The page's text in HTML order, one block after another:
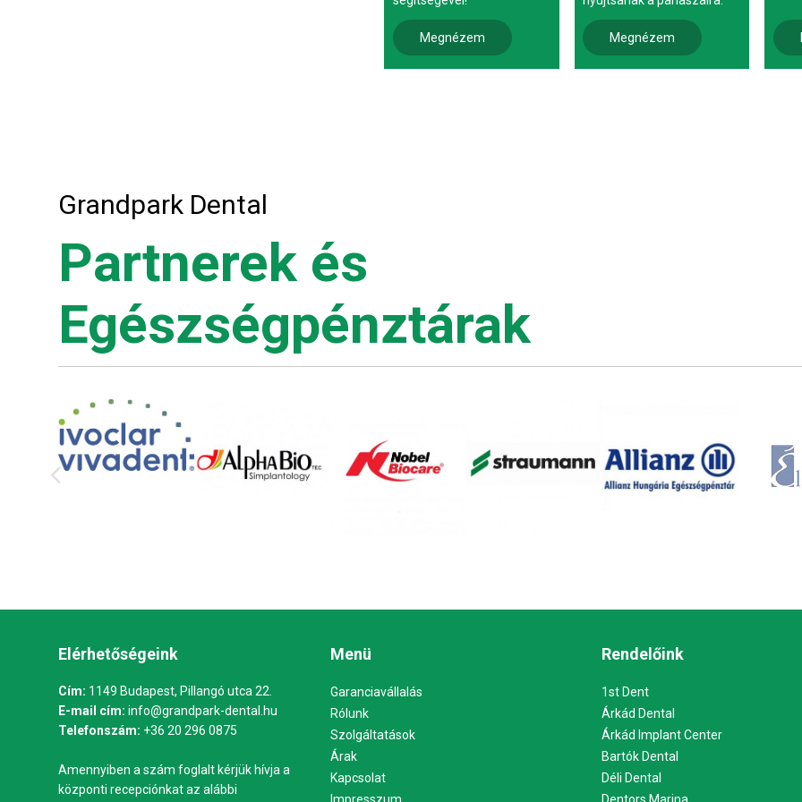
Megnézem Megnézem
Grandpark Dental
Partnerek és
Egészségpénztárak
Elérhetőségeink
Cím: 1149 Budapest, Pillangó utca 22.
E-mail cím: info@grandpark-dental.hu
Telefonszám: +36 20 296 0875
Amennyiben a szám foglalt kérjük hívja a
központi recepciónkat az alábbi
Menü
Garanciavállalás
Rólunk
Szolgáltatások
Árak
Kapcsolat
Rendelőink
1st Dent
Árkád Dental
Árkád Implant Center
Bartók Dental
Déli Dental